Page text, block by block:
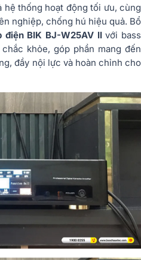
hệ thống hoạt động tối ưu, cùng
nghiệp, chống hú hiệu quả. Bổ
điện BIK BJ-W25AV IIvới bass
khỏe, góp phần mang đến
đầy nội lực và hoàn chỉnh cho